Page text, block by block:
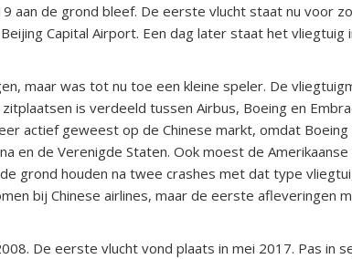
aan de grond bleef. De eerste vlucht staat nu voor
Capital Airport. Een dag later staat het vliegtuig
maar was tot nu toe een kleine speler. De
is verdeeld tussen Airbus, Boeing en
actief geweest op de Chinese markt, omdat Boeing
en de Verenigde Staten. Ook moest de
grond houden na twee crashes met dat type
bij Chinese airlines, maar de eerste afleveringen
De eerste vlucht vond plaats in mei 2017. Pas in